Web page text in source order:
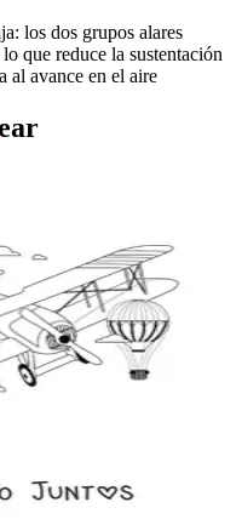
los dos grupos alares
que reduce la sustentación
al avance en el aire